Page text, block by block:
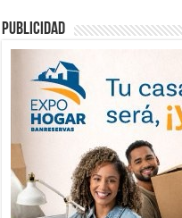
publicidad